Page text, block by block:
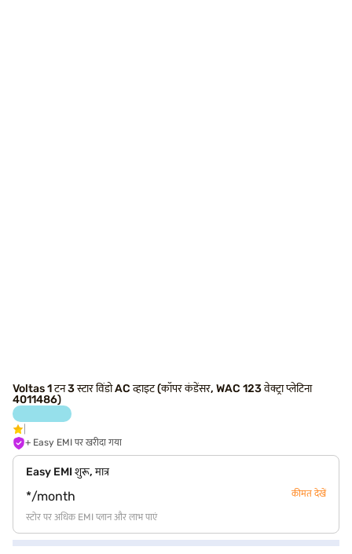
Voltas 1 टन 3 स्टार विंडो AC व्हाइट (कॉपर कंडेंसर, WAC 123 वेक्ट्रा प्लेटिना
4011486)
+ Easy EMI पर खरीदा गया
Easy EMI शुरू, मात्र
*/month कीमत देखें
स्टोर पर अधिक EMI प्लान और लाभ पाएं